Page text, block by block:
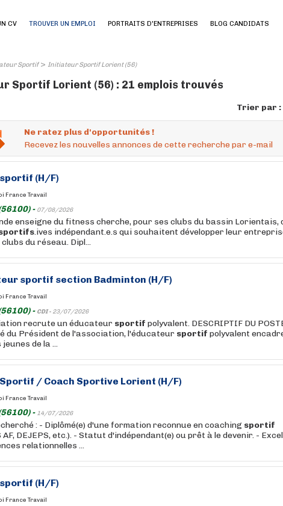
CV TROUVER UN EMPLOI PORTRAITS D'ENTREPRISES BLOG CANDIDATS
Sportif> Initiateur Sportif Lorient (56)
Sportif Lorient (56) : 21 emplois trouvés
Trier par :
Ne ratez plus d'opportunités !
Recevez les nouvelles annonces de cette recherche par e-mail
sportif (H/F)
France Travail
- 07/08/2026
enseigne du fitness cherche, pour ses clubs du bassin Lorientais,
.ives indépendant.e.s qui souhaitent développer leur
clubs du réseau. Dipl...
sportif section Badminton (H/F)
France Travail
- CDI - 23/07/2026
recrute un éducateur sportif polyvalent. DESCRIPTIF DU
du Président de l'association, l'éducateur sportif polyvalent
de la ...
Sportif / Coach Sportive Lorient (H/F)
France Travail
- 14/07/2026
: - Diplômé(e) d'une formation reconnue en coaching sportif
AF, DEJEPS, etc.). - Statut d'indépendant(e) ou prêt à le devenir. -
relationnelles ...
sportif (H/F)
France Travail